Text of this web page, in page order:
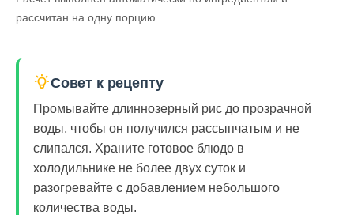
рассчитан на одну порцию
Совет к рецепту
Промывайте длиннозерный рис до прозрачной
воды, чтобы он получился рассыпчатым и не
слипался. Храните готовое блюдо в
холодильнике не более двух суток и
разогревайте с добавлением небольшого
количества воды.